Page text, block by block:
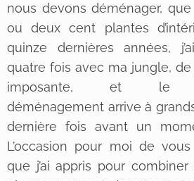
nous devons déménager, que
ou deux cent plantes
quinze dernières années,
quatre fois avec ma jungle,
imposante, et le
déménagement arrive à
dernière fois avant un
L’occasion pour moi de
que j’ai appris pour combiner